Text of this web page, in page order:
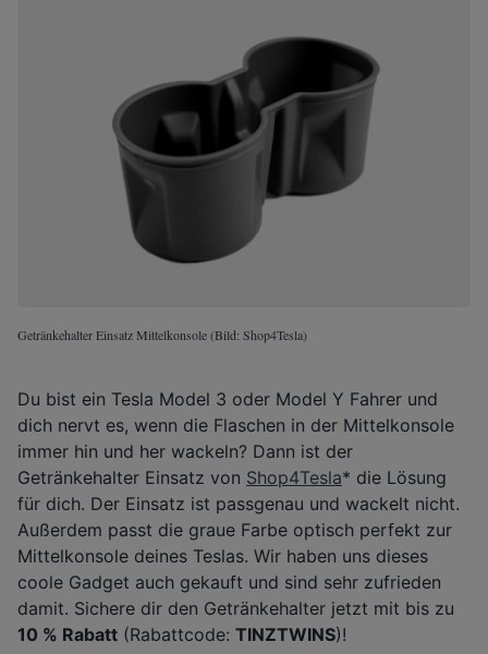
Getränkehalter Einsatz Mittelkonsole (Bild: Shop4Tesla)
Du bist ein Tesla Model 3 oder Model Y Fahrer und
dich nervt es, wenn die Flaschen in der Mittelkonsole
immer hin und her wackeln? Dann ist der
Getränkehalter Einsatz von Shop4Tesla* die Lösung
für dich. Der Einsatz ist passgenau und wackelt nicht.
Außerdem passt die graue Farbe optisch perfekt zur
Mittelkonsole deines Teslas. Wir haben uns dieses
coole Gadget auch gekauft und sind sehr zufrieden
damit. Sichere dir den Getränkehalter jetzt mit bis zu
10 % Rabatt (Rabattcode: TINZTWINS)!